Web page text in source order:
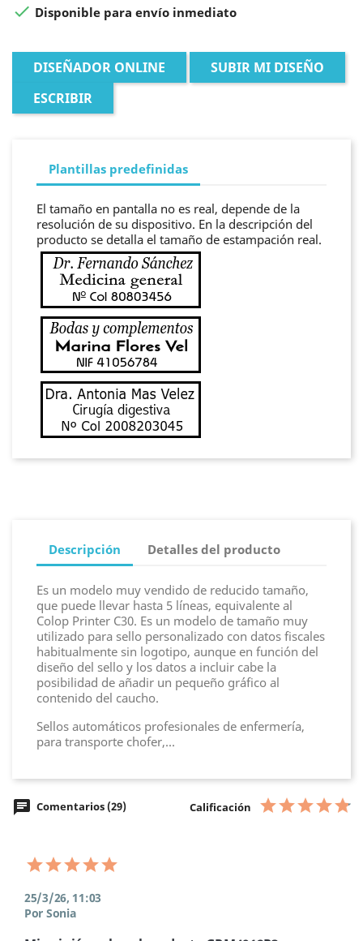
 Disponible para envío inmediato
DISEÑADOR ONLINE
SUBIR MI DISEÑO
ESCRIBIR
Plantillas predefinidas
El tamaño en pantalla no es real, depende de la
resolución de su dispositivo. En la descripción del
producto se detalla el tamaño de estampación real.
Descripción Detalles del producto
Es un modelo muy vendido de reducido tamaño,
que puede llevar hasta 5 líneas, equivalente al
Colop Printer C30. Es un modelo de tamaño muy
utilizado para sello personalizado con datos fiscales
habitualmente sin logotipo, aunque en función del
diseño del sello y los datos a incluir cabe la
posibilidad de añadir un pequeño gráfico al
contenido del caucho.
Sellos automáticos profesionales de enfermería,
para transporte chofer,...
chat Comentarios (29) Calificación
25/3/26, 11:03
Por Sonia